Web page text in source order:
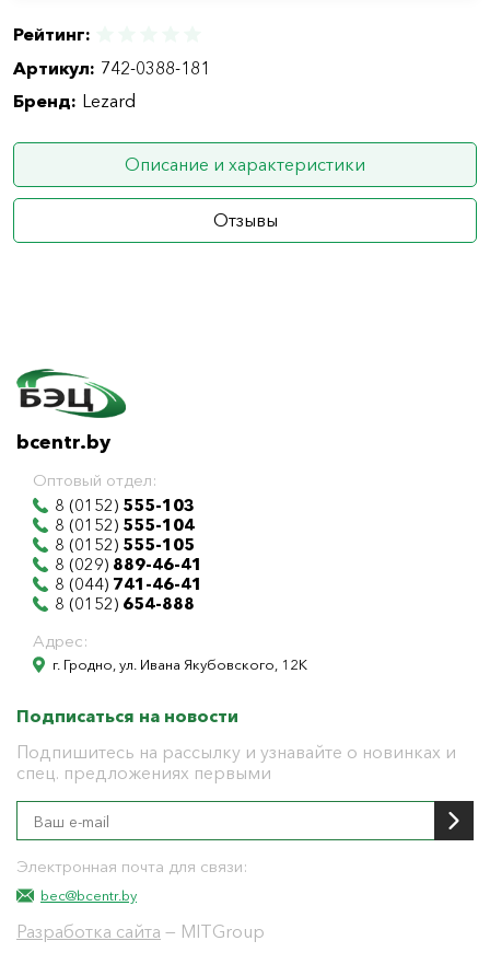
Рейтинг:
Артикул: 742-0388-181
Бренд: Lezard
Описание и характеристики
Отзывы
bcentr.by
Оптовый отдел:
8 (0152) 555-103
8 (0152) 555-104
8 (0152) 555-105
8 (029) 889-46-41
8 (044) 741-46-41
8 (0152) 654-888
Адрес:
г. Гродно, ул. Ивана Якубовского, 12К
Подписаться на новости
Подпишитесь на рассылку и узнавайте о новинках и
спец. предложениях первыми
Электронная почта для связи:
bec@bcentr.by
Разработка сайта — MITGroup